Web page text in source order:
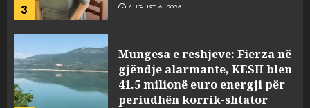
3 AUGUST 6, 2026
Mungesa e reshjeve: Fierza në
gjëndje alarmante, KESH blen
41.5 milionë euro energji për
periudhën korrik-shtator